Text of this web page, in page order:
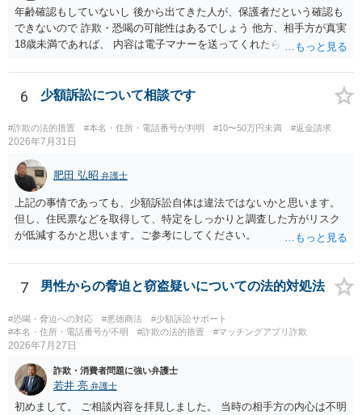
年齢確認もしていないし 後から出てきた人が、保護者だという確認も
できないので 詐欺・恐喝の可能性はあるでしょう 他方、相手方が真実
18歳未満であれば、 内容は電子マナーを送ってくれたら自慰行為など
画の尺は10分ほど、服を着たままで胸を触って欲しい、などの要望を
して、要求された金額(1000円程度)の電子マネーを送信してしまいま
した。 そこから、撮影するまで暇なので顔の雰囲気の写真を交換して
欲しい、住んでいる都道府県と区を教えてと言われたので教えたりと
言ったやり取りをしていました。 というやりとりは、青少年条例違反
（わいせつ行為）の疑いがあります。18歳未満と知らなくても処罰可
能です。
6 少額訴訟について相談です
#詐欺の法的措置 #本名・住所・電話番号が判明 #10〜50万円未満 #返金請求
2026年7月31日
肥田 弘昭 弁護士
上記の事情であっても、少額訴訟自体は違法ではないかと思います。
但し、住民票などを取得して、特定をしっかりと調査した方がリスク
が低減するかと思います。ご参考にしてください。
7 男性からの脅迫と窃盗疑いについての法的対処法
#恐喝・脅迫への対応 #悪徳商法
#少額訴訟サポート
#本名・住所・電話番号が不明
#詐欺の法的措置 #マッチングアプリ詐欺
2026年7月27日
詐欺・消費者問題に強い弁護士
若井 亮 弁護士
初めまして。 ご相談内容を拝見しました。 当時の相手方の内心は不明